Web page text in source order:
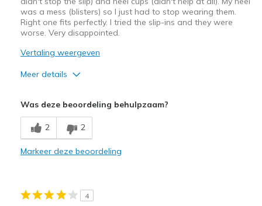
was a mess (blisters) so I just had to stop wearing them.
Right one fits perfectly. I tried the slip-ins and they were
worse. Very disappointed.
Vertaling weergeven
Meer details
Width
Sizing
Feels half size too big
Was deze beoordeling behulpzaam?
2 2
Markeer deze beoordeling
4